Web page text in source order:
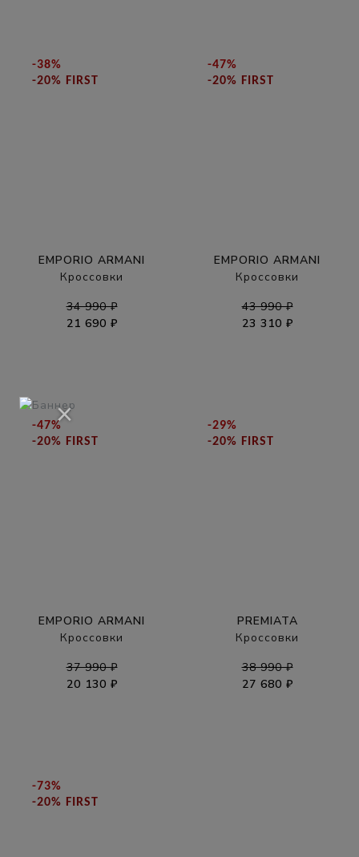
-38%
-20% FIRST
EMPORIO ARMANI
Кроссовки
34 990 ₽
21 690 ₽
-47%
-20% FIRST
EMPORIO ARMANI
Кроссовки
43 990 ₽
23 310 ₽
-47%
-20% FIRST
EMPORIO ARMANI
Кроссовки
37 990 ₽
20 130 ₽
-29%
-20% FIRST
PREMIATA
Кроссовки
38 990 ₽
27 680 ₽
-73%
-20% FIRST
×